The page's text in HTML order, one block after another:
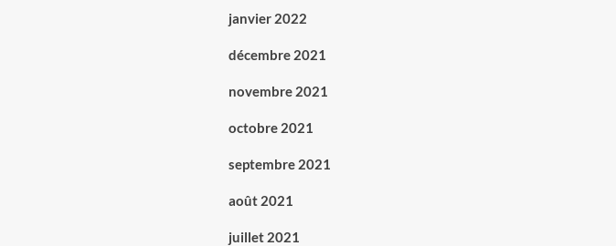
janvier 2022
décembre 2021
novembre 2021
octobre 2021
septembre 2021
août 2021
juillet 2021